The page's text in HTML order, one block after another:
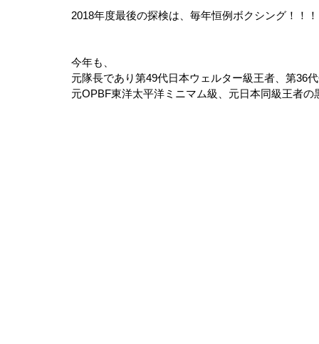
2018年度最後の探検は、毎年恒例ボクシング！！！
今年も、
元隊長であり第49代日本ウェルター級王者、第36
元OPBF東洋太平洋ミニマム級、元日本同級王者